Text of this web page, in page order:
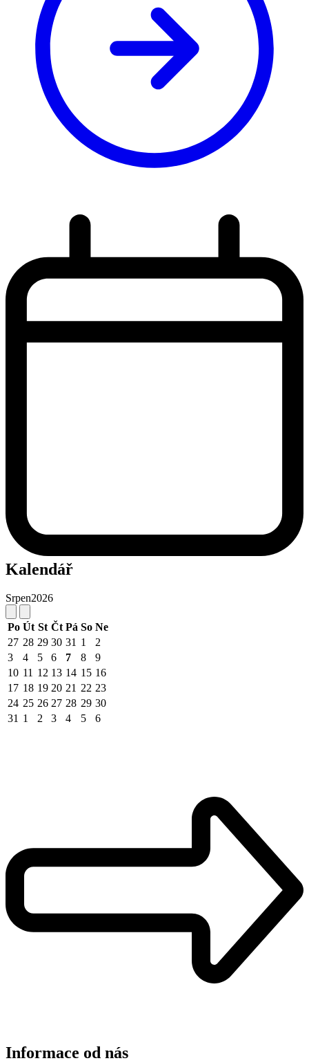
Kalendář
Srpen2026
Po Út St Čt Pá So Ne
27 28 29 30 31 1
2
3
4 5 6 7 8
9
10 11 12 13 14 15 16
17 18 19 20 21 22 23
24 25 26 27 28 29 30
31 1 2 3 4 5 6
Informace od nás